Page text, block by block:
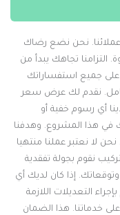
نحن نضع رضاك
تجاهك يبدأ من
جميع استفساراتك
نقدم لك عرض سعر
رسوم خفية أو
هذا المشروع. وهدفنا
نعتبر عملنا منتهيا
نقوم بجولة تفقدية
إذا كان لديك أي
التعديلات اللازمة
هذا الضمان